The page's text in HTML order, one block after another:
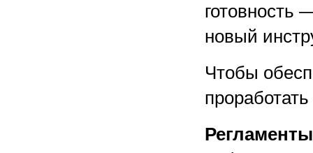
готовность
новый
Чтобы